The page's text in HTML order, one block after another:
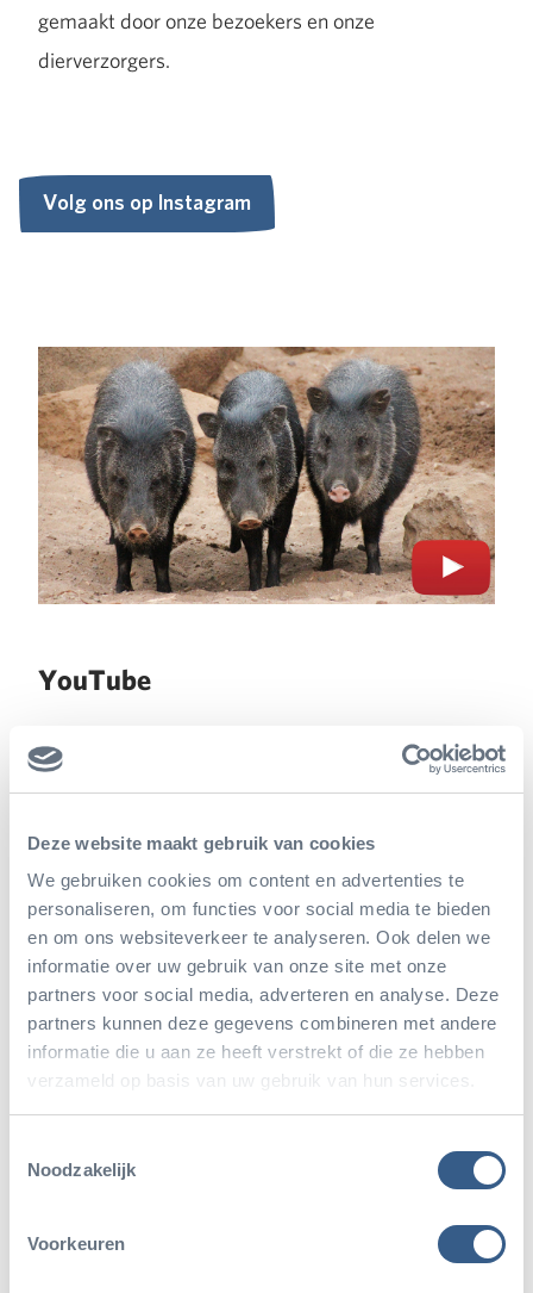
Deze website maakt gebruik van cookies
We gebruiken cookies om content en advertenties te
personaliseren, om functies voor social media te bieden
en om ons websiteverkeer te analyseren. Ook delen we
informatie over uw gebruik van onze site met onze
partners voor social media, adverteren en analyse. Deze
partners kunnen deze gegevens combineren met andere
informatie die u aan ze heeft verstrekt of die ze hebben
verzameld op basis van uw gebruik van hun services.
Noodzakelijk
Voorkeuren
gemaakt door onze bezoekers en onze
dierverzorgers.
Volg ons op Instagram
YouTube
Op ons YouTube-kanaal vind je o.a. de laatste vlogs
van Videoranger Puck, updates uit het park,
graden video's waarin je door ons park kunt lopen.
Volg ons op YouTube
Volg ons op YouTube